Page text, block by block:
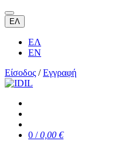
ΕΛ
ΕΛ
EN
Είσοδος /Εγγραφή
0 /0,00 €